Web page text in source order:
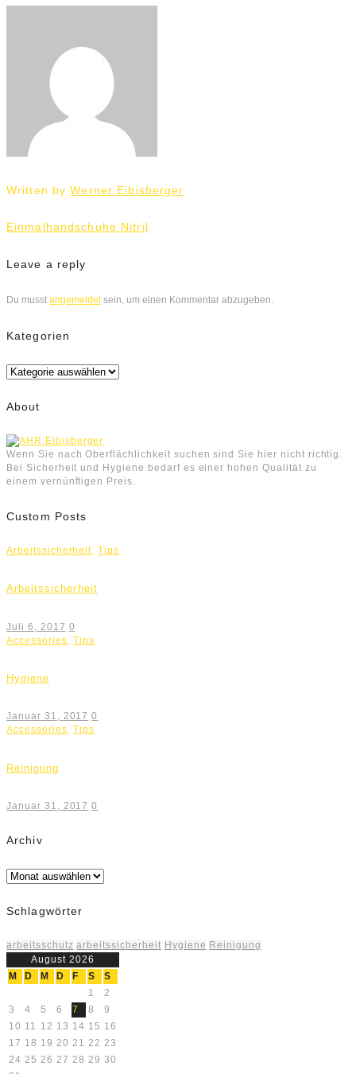
Written byWerner Eibisberger
Beitrags-
Navigation
Einmalhandschuhe Nitril
Leave a reply
Du musst angemeldetsein, um einen Kommentar abzugeben.
Kategorien
Kategorien
About
Wenn Sie nach Oberflächlichkeit suchen sind Sie hier nicht richtig.
Bei Sicherheit und Hygiene bedarf es einer hohen Qualität zu
einem vernünftigen Preis.
Custom Posts
Arbeitssicherheit,Tips
Arbeitssicherheit
Juli 6, 2017 0
Accessories ,Tips
Hygiene
Januar 31, 2017 0
Accessories,Tips
Reinigung
Januar 31, 2017 0
Archiv
Archiv
Schlagwörter
arbeitsschutz arbeitssicherheit Hygiene Reinigung
August 2026
M
D M D F S
S
1
2
3
4 5 6 7 8
9
10 11 12 13 14 15 16
17 18 19 20 21 22 23
24 25 26 27 28 29 30